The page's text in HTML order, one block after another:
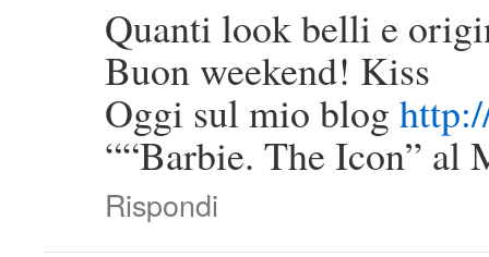
Quanti look belli e
Buon weekend! Kiss
Oggi sul mio blog
““Barbie. The Icon” al
Rispondi